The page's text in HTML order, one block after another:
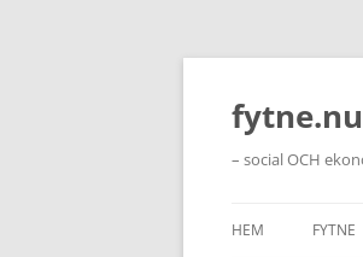
Hoppa
innehåll
fytne.nu
– social OCH
HEM FYTNE